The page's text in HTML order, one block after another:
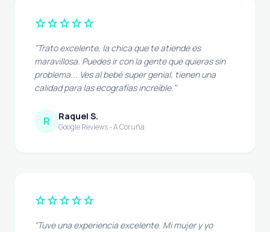
starstarstarstarstar
"Trato excelente, la chica que te atiende es
maravillosa. Puedes ir con la gente que quieras sin
problema... Ves al bebé super genial, tienen una
calidad para las ecografías increíble."
R Raquel S.
Google Reviews - A Coruña
starstarstarstarstar
"Tuve una experiencia excelente. Mi mujer y yo